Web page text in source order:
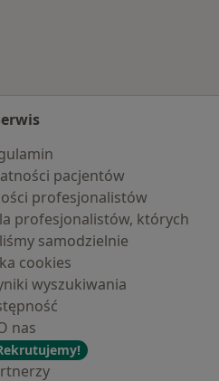
pacjentów
profesjonalistów
profesjonalistów, których
samodzielnie
cookies
wyszukiwania
nas